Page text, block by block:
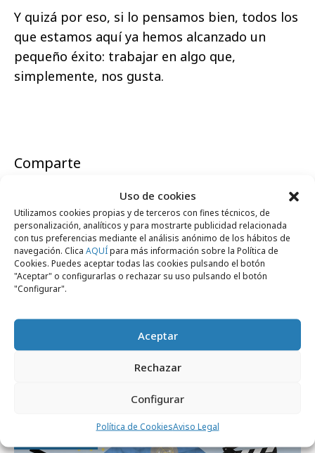
Uso de cookies
Utilizamos cookies propias y de terceros con fines técnicos, de
personalización, analíticos y para mostrarte publicidad relacionada
con tus preferencias mediante el análisis anónimo de los hábitos de
navegación. Clica AQUÍpara más información sobre la Política de
Cookies. Puedes aceptar todas las cookies pulsando el botón
"Aceptar" o configurarlas o rechazar su uso pulsando el botón
"Configurar".
Aceptar
Rechazar
Configurar
Política de CookiesAviso Legal
Y quizá por eso, si lo pensamos bien, todos los
que estamos aquí ya hemos alcanzado un
pequeño éxito: trabajar en algo que,
simplemente, nos gusta.
Comparte
Noticias Relacionadas
No se han encontrado noticias relacionadas.
Artículos recientes